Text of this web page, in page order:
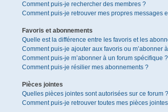
Comment puis-je rechercher des membres ?
Comment puis-je retrouver mes propres messages
Favoris et abonnements
Quelle est la différence entre les favoris et les
Comment puis-je ajouter aux favoris ou m’abonner
Comment puis-je m’abonner à un forum spécifique ?
Comment puis-je résilier mes abonnements ?
Pièces jointes
Quelles pièces jointes sont autorisées sur ce forum ?
Comment puis-je retrouver toutes mes pièces